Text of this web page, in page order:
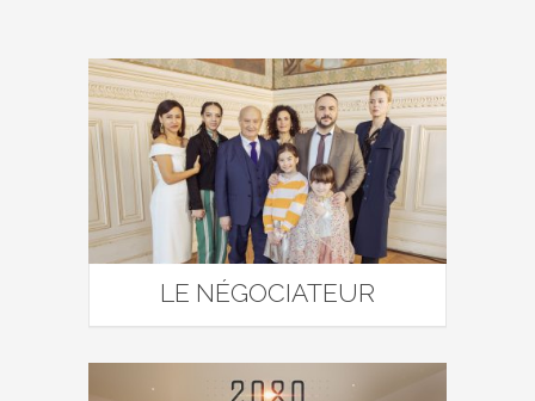
LE NÉGOCIATEUR